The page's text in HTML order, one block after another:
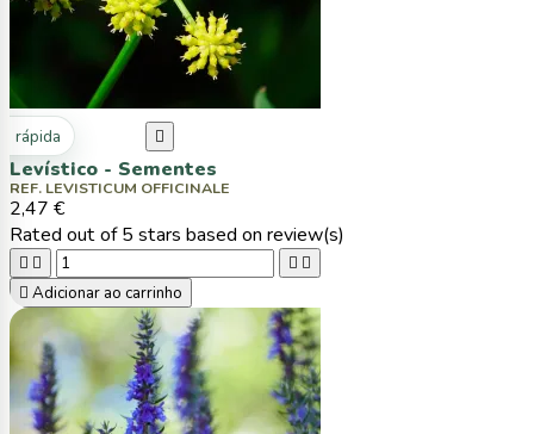
rápida 
Levístico - Sementes
REF. LEVISTICUM OFFICINALE
2,47 €
Rated out of 5 stars based on review(s)
   
 Adicionar ao carrinho